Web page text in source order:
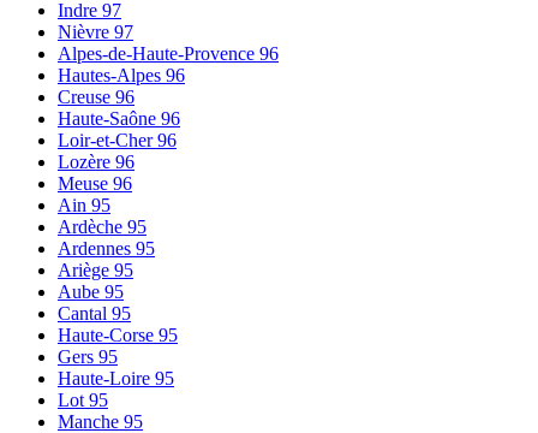
Indre 97
Nièvre 97
Alpes-de-Haute-Provence 96
Hautes-Alpes 96
Creuse 96
Haute-Saône 96
Loir-et-Cher 96
Lozère 96
Meuse 96
Ain 95
Ardèche 95
Ardennes 95
Ariège 95
Aube 95
Cantal 95
Haute-Corse 95
Gers 95
Haute-Loire 95
Lot 95
Manche 95